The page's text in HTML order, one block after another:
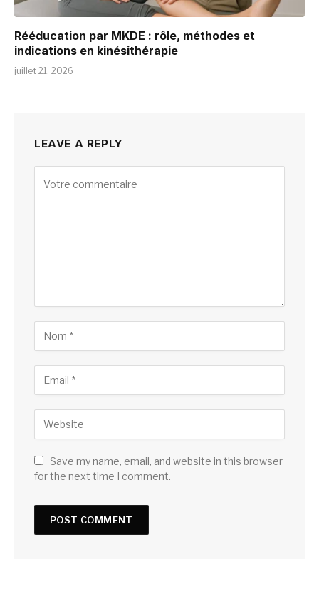
Rééducation par MKDE : rôle, méthodes et
indications en kinésithérapie
juillet 21, 2026
LEAVE A REPLY
Save my name, email, and website in this browser
for the next time I comment.